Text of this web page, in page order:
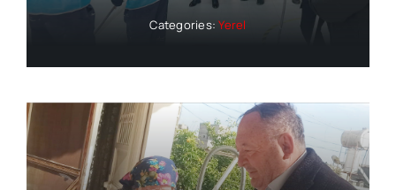
Categories:Yerel